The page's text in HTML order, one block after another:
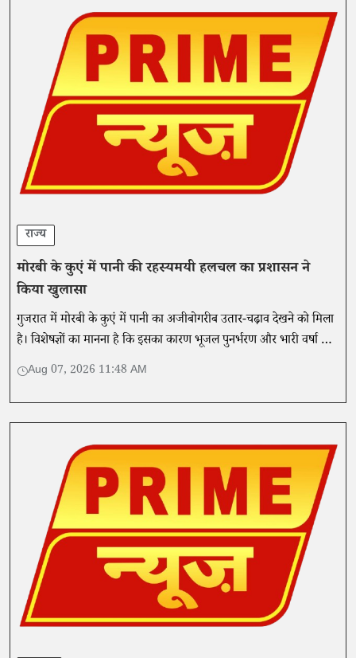
राज्य
मोरबी के कुएं में पानी की रहस्यमयी हलचल का प्रशासन ने
किया खुलासा
गुजरात में मोरबी के कुएं में पानी का अजीबोगरीब उतार-चढ़ाव देखने को मिला
है। विशेषज्ञों का मानना ​​है कि इसका कारण भूजल पुनर्भरण और भारी वर्षा हो
सकते हैं।
Aug 07, 2026 11:48 AM